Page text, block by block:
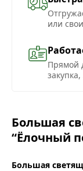
или
Прямой
Большая
“Ёлочный
Большая